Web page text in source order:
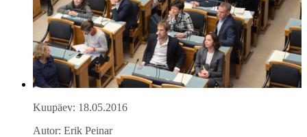
Kuupäev: 18.05.2016
Autor: Erik Peinar